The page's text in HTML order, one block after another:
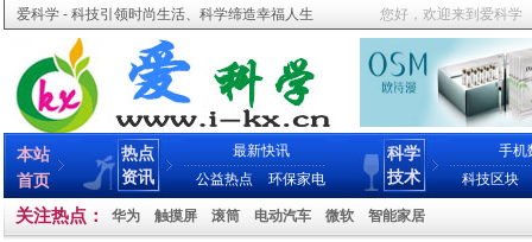
爱科学 - 科技引领时尚生活、科学缔造幸福人生 您好，欢迎来到爱科学
本站
首页
热点
资讯
最新快讯
公益热点
环保家电
科学
技术
手机
科技区块
关注热点： 华为 触摸屏 滚筒 电动汽车 微软 智能家居